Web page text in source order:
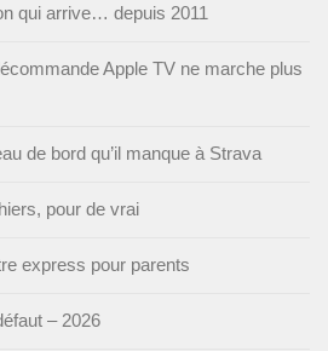
qui arrive… depuis 2011
Apple TV ne marche plus
de bord qu’il manque à Strava
pour de vrai
express pour parents
– 2026